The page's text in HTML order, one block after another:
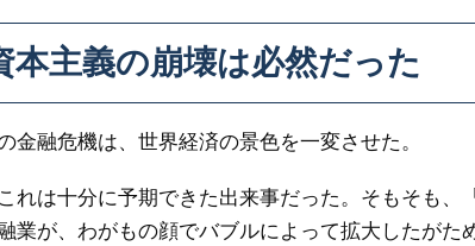
本主義の崩壊は必然だった
金融危機は、世界経済の景色を一変させた。
れは十分に予期できた出来事だった。そもそも、
業が、わがもの顔でバブルによって拡大したがた